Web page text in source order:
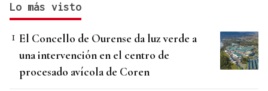
Lo más visto
El Concello de Ourense da luz verde a
una intervención en el centro de
procesado avícola de Coren